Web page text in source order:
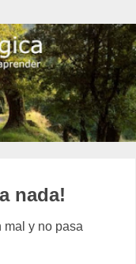
nada!
mal y no pasa